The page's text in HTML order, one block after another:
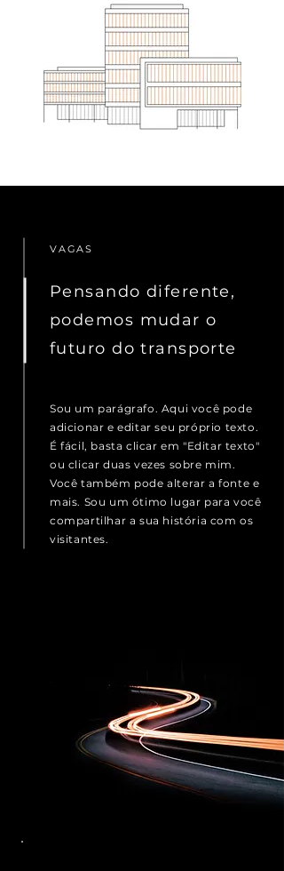
VAGAS
Pensando diferente,
podemos mudar o
futuro do transporte
Sou um parágrafo. Aqui você pode
adicionar e editar seu próprio texto.
É fácil, basta clicar em "Editar texto"
ou clicar duas vezes sobre mim.
Você também pode alterar a fonte e
mais. Sou um ótimo lugar para você
compartilhar a sua história com os
visitantes.